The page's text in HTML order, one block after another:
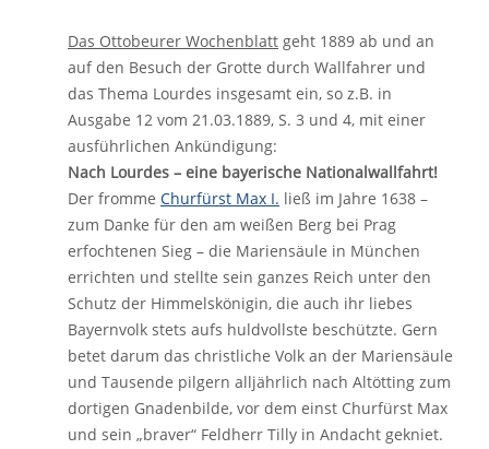
Das Ottobeurer Wochenblatt geht 1889 ab und an
auf den Besuch der Grotte durch Wallfahrer und
das Thema Lourdes insgesamt ein, so z.B. in
Ausgabe 12 vom 21.03.1889, S. 3 und 4, mit einer
ausführlichen Ankündigung:
Nach Lourdes – eine bayerische Nationalwallfahrt!
Der fromme Churfürst Max I. ließ im Jahre 1638 –
zum Danke für den am weißen Berg bei Prag
erfochtenen Sieg – die Mariensäule in München
errichten und stellte sein ganzes Reich unter den
Schutz der Himmelskönigin, die auch ihr liebes
Bayernvolk stets aufs huldvollste beschützte. Gern
betet darum das christliche Volk an der Mariensäule
und Tausende pilgern alljährlich nach Altötting zum
dortigen Gnadenbilde, vor dem einst Churfürst Max
und sein „braver“ Feldherr Tilly in Andacht gekniet.